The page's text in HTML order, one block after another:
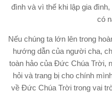
đình và vì thế khi lập gia
có
Nếu chúng ta lớn lên trong
hướng dẫn của người cha,
toàn hảo của Đức Chúa Trời,
hỏi và trang bị cho chính
về Đức Chúa Trời trong vai